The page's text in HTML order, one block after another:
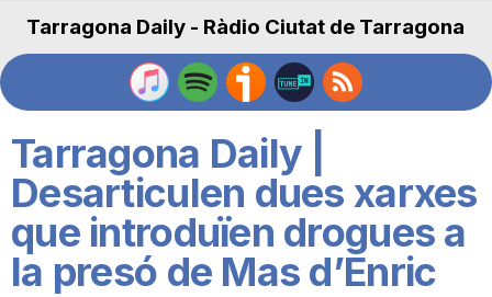
d
C
Tarragona Daily - Ràdio Ciutat de Tarragona
Tarragona Daily |
Desarticulen dues xarxes
que introduïen drogues a
la presó de Mas d’Enric